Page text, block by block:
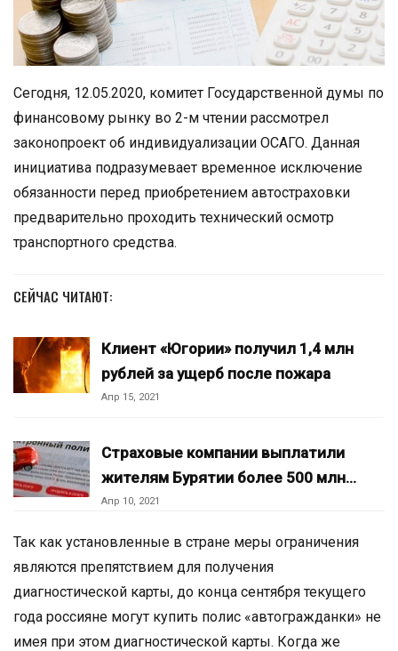
Сегодня, 12.05.2020, комитет Государственной думы по
финансовому рынку во 2-м чтении рассмотрел
законопроект об индивидуализации ОСАГО. Данная
инициатива подразумевает временное исключение
обязанности перед приобретением автостраховки
предварительно проходить технический осмотр
транспортного средства.
СЕЙЧАС ЧИТАЮТ:
Клиент «Югории» получил 1,4 млн
рублей за ущерб после пожара
Апр 15, 2021
Страховые компании выплатили
жителям Бурятии более 500 млн…
Апр 10, 2021
Так как установленные в стране меры ограничения
являются препятствием для получения
диагностической карты, до конца сентября текущего
года россияне могут купить полис «автогражданки» не
имея при этом диагностической карты. Когда же